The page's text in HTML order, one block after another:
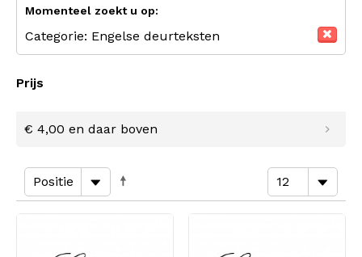
Momenteel zoekt u op:
Categorie: Engelse deurteksten
Prijs
€ 4,00 en daar boven